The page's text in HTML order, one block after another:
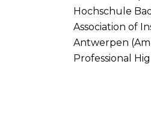
Hochschule
Association of
Antwerpen
Professional